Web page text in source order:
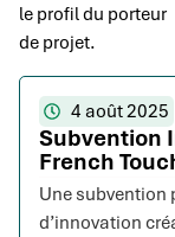
le profil du porteur
de projet.
4 août 2025
Subvention
French
Une subvention
d’innovation